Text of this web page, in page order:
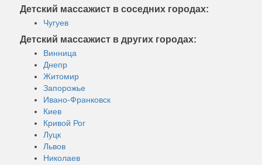
Детский массажист в соседних городах:
Чугуев
Детский массажист в других городах:
Винница
Днепр
Житомир
Запорожье
Ивано-Франковск
Киев
Кривой Рог
Луцк
Львов
Николаев